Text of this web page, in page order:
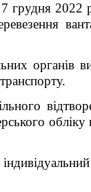
грудня
органів
обліку